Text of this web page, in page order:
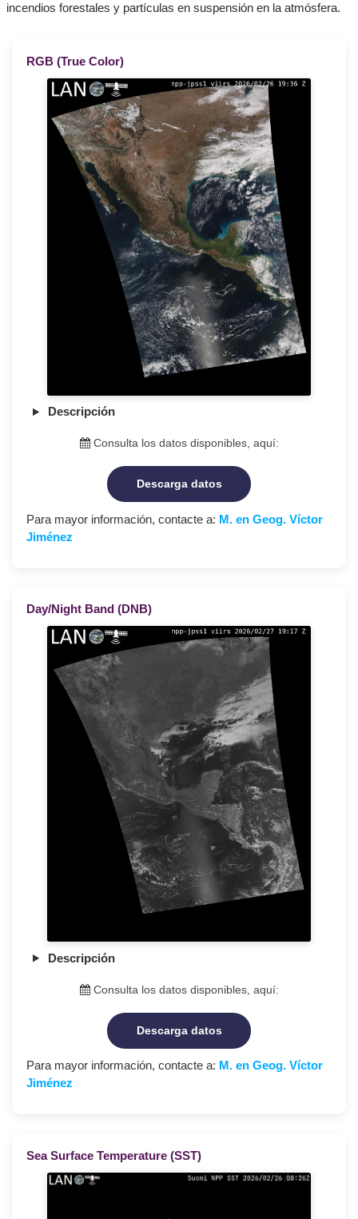
incendios forestales y partículas en suspensión en la atmósfera.
RGB (True Color)
Descripción
Consulta los datos disponibles, aquí:
Descarga datos
Para mayor información, contacte a: M. en Geog. Víctor
Jiménez
Day/Night Band (DNB)
Descripción
Consulta los datos disponibles, aquí:
Descarga datos
Para mayor información, contacte a: M. en Geog. Víctor
Jiménez
Sea Surface Temperature (SST)